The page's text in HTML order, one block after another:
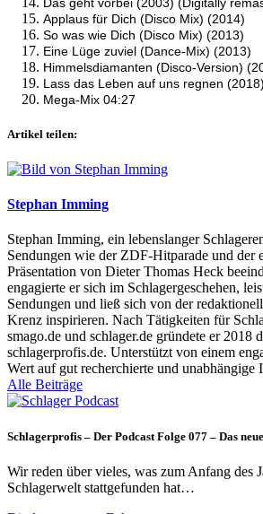
Applaus für Dich (Disco Mix) (2014)
So was wie Dich (Disco Mix) (2013)
Eine Lüge zuviel (Dance-Mix) (2013)
Himmelsdiamanten (Disco-Version)
Lass das Leben auf uns regnen (2018)
Mega-Mix 04:27
Artikel teilen:
Stephan Imming
Stephan Imming, ein lebenslanger
Sendungen wie der ZDF-Hitparade und der
Präsentation von Dieter Thomas Heck
engagierte er sich im Schlagergeschehen,
Sendungen und ließ sich von der
Krenz inspirieren. Nach Tätigkeiten für
smago.de und schlager.de gründete er 2018
schlagerprofis.de. Unterstützt von einem
Wert auf gut recherchierte und unabhängige
Alle Beiträge
Schlagerprofis – Der Podcast Folge 077 – Das
Wir reden über vieles, was zum Anfang des
Schlagerwelt stattgefunden hat…